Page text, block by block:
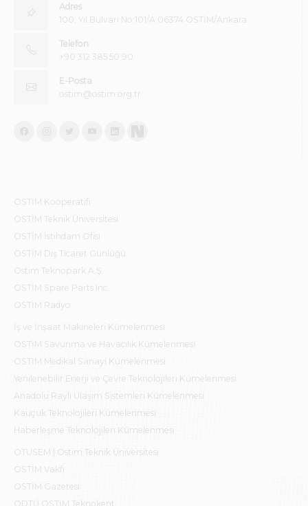
Adres
100. Yıl Bulvarı No:101/A 06374 OSTİM/Ankara
Telefon
+90 312 385 50 90
E-Posta
ostim@ostim.org.tr
OSTİM Kooperatifi
OSTİM Teknik Üniversitesi
OSTİM İstihdam Ofisi
OSTİM Dış Ticaret Günlüğü
Ostim Teknopark A.Ş.
OSTİM Spare Parts Inc.
OSTİM Radyo
İş ve İnşaat Makineleri Kümelenmesi
OSTİM Savunma ve Havacılık Kümelenmesi
OSTİM Medikal Sanayi Kümelenmesi
Yenilenebilir Enerji ve Çevre Teknolojileri Kümelenmesi
Anadolu Raylı Ulaşım Sistemleri Kümelenmesi
Kauçuk Teknolojileri Kümelenmesi
Haberleşme Teknolojileri Kümelenmesi
OTÜSEM | Ostim Teknik Üniversitesi
OSTİM Vakfı
OSTİM Gazetesi
ODTÜ OSTİM Teknokent